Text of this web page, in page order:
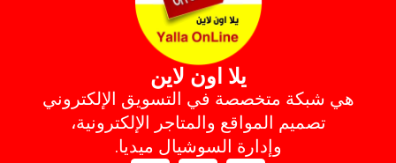
يلا اون لاين
هي شبكة متخصصة في التسويق الإلكتروني
تصميم المواقع والمتاجر الإلكترونية،
وإدارة السوشيال ميديا.